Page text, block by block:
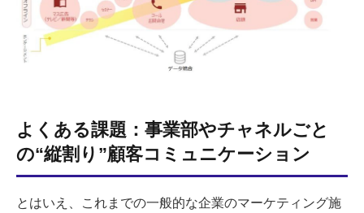
よくある課題：事業部やチャネルごと
の“縦割り”顧客コミュニケーション
とはいえ、これまでの一般的な企業のマーケティング施